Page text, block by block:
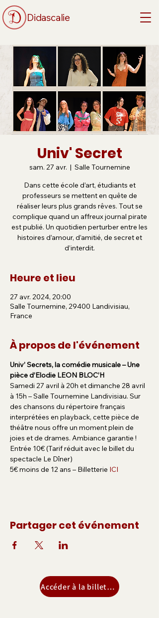
Didascalie
Univ' Secret
sam. 27 avr.
  |
Salle Tournemine
Dans cette école d’art, étudiants et
professeurs se mettent en quête de
réaliser leurs plus grands rêves. Tout se
complique quand un affreux journal pirate
est publié. Un quotidien perturber entre les
histoires d’amour, d’amitié, de secret et
d’interdit.
Heure et lieu
27 avr. 2024, 20:00
Salle Tournemine, 29400 Landivisiau,
France
À propos de l'événement
Univ’ Secrets, la comédie musicale – Une
pièce d’Elodie LEON BLOC’H
Samedi 27 avril à 20h et dimanche 28 avril
à 15h – Salle Tournemine Landivisiau. Sur
des chansons du répertoire français
interprétées en playback, cette pièce de
théâtre nous offre un moment plein de
joies et de drames. Ambiance garantie !
Entrée 10€ (Tarif réduit avec le billet du
spectacle Le Dîner)
5€ moins de 12 ans – Billetterie ICI
Partager cet événement
Accéder à la billeterie